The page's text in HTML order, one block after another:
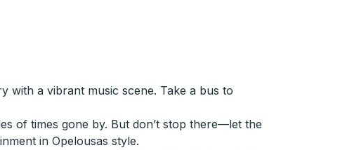
with a vibrant music scene. Take a bus to
of times gone by. But don’t stop there—let the
in Opelousas style.